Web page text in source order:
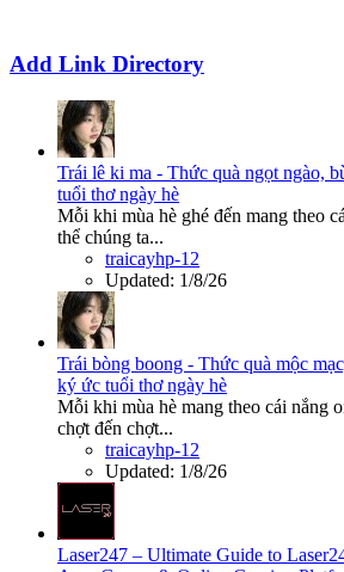
Add Link Directory
Trái lê ki ma - Thức quà ngọt ngào,
tuổi thơ ngày hè
Mỗi khi mùa hè ghé đến mang theo
thể chúng ta...
traicayhp-12
Updated: 1/8/26
Trái bòng boong - Thức quà mộc
ký ức tuổi thơ ngày hè
Mỗi khi mùa hè mang theo cái nắng
chợt đến chợt...
traicayhp-12
Updated: 1/8/26
Laser247 – Ultimate Guide to